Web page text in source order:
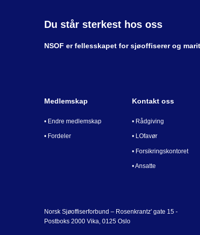
Du står sterkest hos oss
NSOF er fellesskapet for sjøoffiserer og
Medlemskap
• Endre medlemskap
• Fordeler
Kontakt oss
• Rådgiving
• LOfavør
• Forsikringskontoret
•Ansatte
Norsk Sjøoffiserforbund – Rosenkrantz' gate 15 -
Postboks 2000 Vika, 0125 Oslo